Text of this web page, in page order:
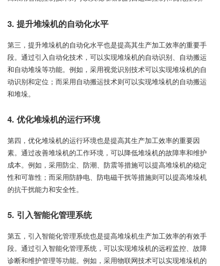
3. 提升堆垛机的自动化水平
第三，提升堆垛机的自动化水平也是提高其生产加工效率的重要手
段。通过引入自动化技术，可以实现堆垛机的自动识别、自动搬运
和自动堆垛等功能。例如，采用视觉识别技术可以实现堆垛机的自
动识别和定位；而采用自动搬运技术则可以实现堆垛机的自动搬运
和堆垛。
4. 优化堆垛机的运行环境
第四，优化堆垛机的运行环境也是提高其生产加工效率的重要因
素。通过改善堆垛机的工作环境，可以降低堆垛机的故障率和维护
成本。例如，采用防尘、防潮、防震等措施可以提高堆垛机的稳定
性和可靠性；而采用防静电、防电磁干扰等措施则可以提高堆垛机
的抗干扰能力和安全性。
5. 引入智能化管理系统
第五，引入智能化管理系统也是提高堆垛机生产加工效率的有效手
段。通过引入智能化管理系统，可以实现堆垛机的远程监控、故障
诊断和维护管理等功能。例如，采用物联网技术可以实现堆垛机的